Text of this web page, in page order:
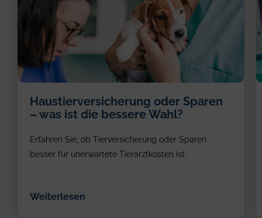
Haustierversicherung oder Sparen
– was ist die bessere Wahl?
Erfahren Sie, ob Tierversicherung oder Sparen
besser für unerwartete Tierarztkosten ist.
Weiterlesen